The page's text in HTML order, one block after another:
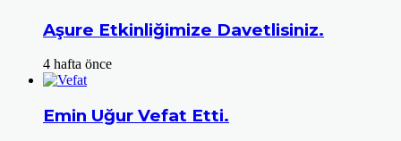
Aşure Etkinliğimize Davetlisiniz.
4 hafta önce
Emin Uğur Vefat Etti.